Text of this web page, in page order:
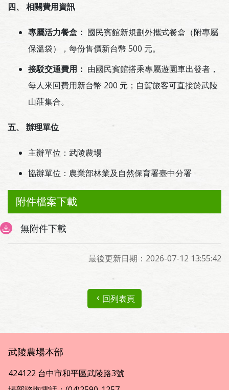
四、 相關費用資訊
專屬活力餐盒： 國民賓館新規劃外攜式餐盒（附專屬
保溫袋），每份售價新台幣 500 元。
接駁交通費用： 由國民賓館搭乘專屬遊園車出發者，
每人來回費用新台幣 200 元；自駕旅客可直接於武陵
山莊集合。
五、 辦理單位
主辦單位：武陵農場
協辦單位：農業部林業及自然保育署臺中分署
附件檔案下載
無附件下載
最後更新日期：2026-07-12 13:55:42
回列表頁
武陵農場本部
424122 台中市和平區武陵路3號